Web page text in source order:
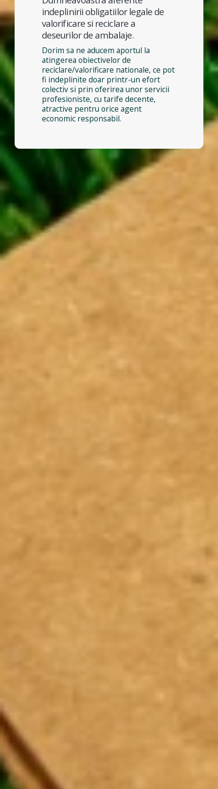
indeplinirii obligatiilor legale de
valorificare si reciclare a
deseurilor de ambalaje.
Dorim sa ne aducem aportul la
atingerea obiectivelor de
reciclare/valorificare nationale, ce pot
fi indeplinite doar printr-un efort
colectiv si prin oferirea unor servicii
profesioniste, cu tarife decente,
atractive pentru orice agent
economic responsabil.